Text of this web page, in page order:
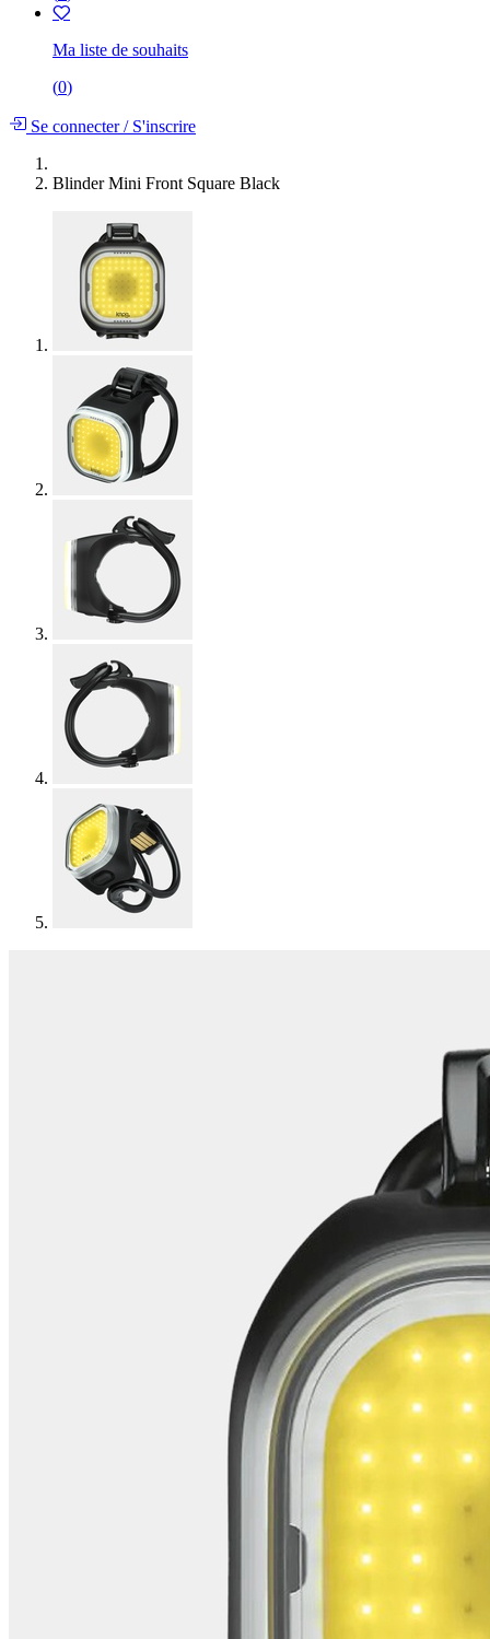
Ma liste de souhaits
(0)
Se connecter/S'inscrire
Blinder Mini Front Square Black